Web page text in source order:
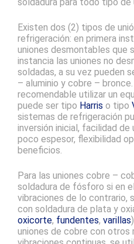
Existen dos (2) tipos de
refrigeración: en primera
uniones desmontables que
instancia las uniones no
soldadas, a su vez pueden
– aluminio y cobre –
recomendable utilizar un
puede ser tipo Harris o tipo
sistemas de refrigeración
inversión inicial, facilidad de
poco espesor, flexibilidad
beneficios.
Para las uniones cobre –
soldadura de fósforo si en
vibraciones de lo contrario,
con soldadura de plata y
oxicorte, fundentes, varillas
uniones de cobre con otros